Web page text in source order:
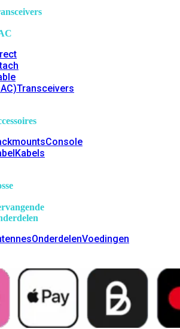
Transceivers
Console
Kabels
OnderdelenVoedingen